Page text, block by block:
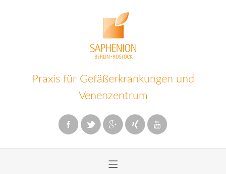
Praxis für Gefäßerkrankungen und
Venenzentrum
≡